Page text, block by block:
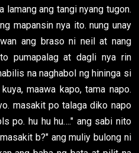
lamang ang tangi nyang tugon.
mapansin nya ito. nung unay
ang braso ni neil at nang
pumapalag at dagli nya rin
na naghabol ng hininga si
maawa kapo, tama napo.
masakit po talaga diko napo
po. hu hu hu…." ang sabi nito
b?" ang muliy bulong ni